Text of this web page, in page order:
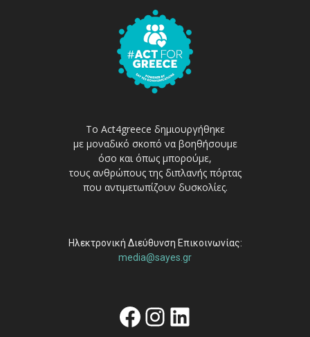
Το Act4greece δημιουργήθηκε
με μοναδικό σκοπό να βοηθήσουμε
όσο και όπως μπορούμε,
τους ανθρώπους της διπλανής πόρτας
που αντιμετωπίζουν δυσκολίες.
Ηλεκτρονική Διεύθυνση Επικοινωνίας:
media@sayes.gr
Facebook
Instagram
Linkedin